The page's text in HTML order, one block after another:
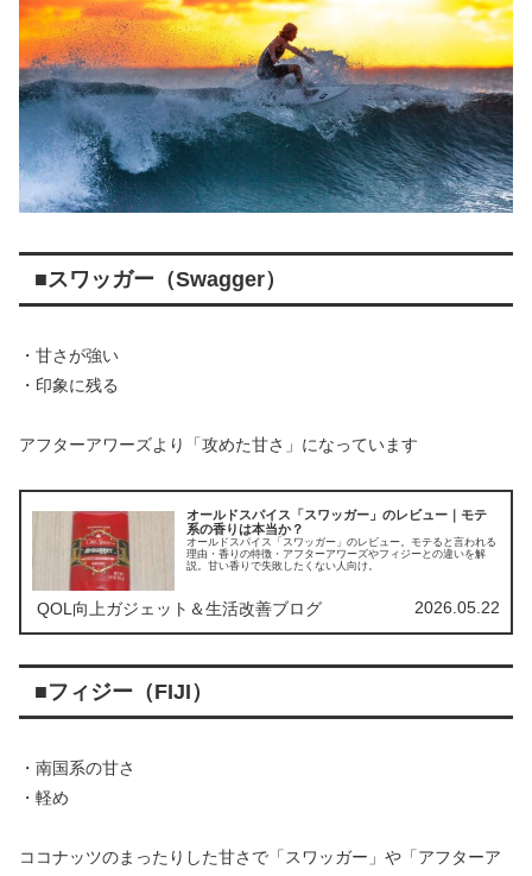
■スワッガー（Swagger）
・甘さが強い
・印象に残る
アフターアワーズより「攻めた甘さ」になっています
オールドスパイス「スワッガー」のレビュー｜モテ
系の香りは本当か？
オールドスパイス「スワッガー」のレビュー。モテると言われる
理由・香りの特徴・アフターアワーズやフィジーとの違いを解
説。甘い香りで失敗したくない人向け。
QOL向上ガジェット＆生活改善ブログ 2026.05.22
■フィジー（FIJI）
・南国系の甘さ
・軽め
ココナッツのまったりした甘さで「スワッガー」や「アフターア